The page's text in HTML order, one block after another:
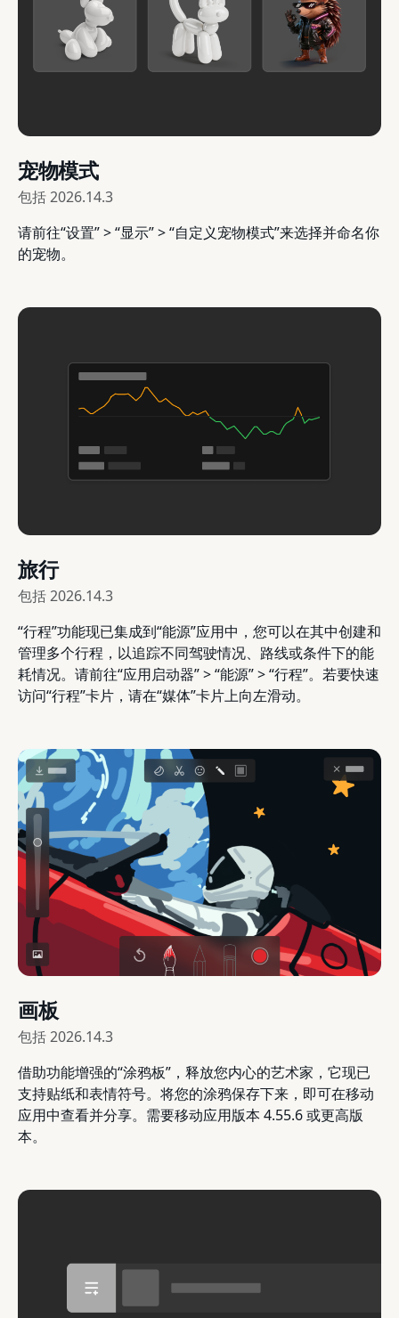
宠物模式
包括2026.14.3
请前往“设置” > “显示” > “自定义宠物模式”来选择并命名你
的宠物。
旅行
包括2026.14.3
“行程”功能现已集成到“能源”应用中，您可以在其中创建和
管理多个行程，以追踪不同驾驶情况、路线或条件下的能
耗情况。请前往“应用启动器” > “能源” > “行程”。若要快速
访问“行程”卡片，请在“媒体”卡片上向左滑动。
画板
包括2026.14.3
借助功能增强的“涂鸦板”，释放您内心的艺术家，它现已
支持贴纸和表情符号。将您的涂鸦保存下来，即可在移动
应用中查看并分享。需要移动应用版本 4.55.6 或更高版
本。